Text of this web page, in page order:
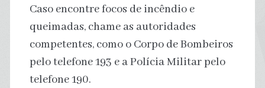
Caso encontre focos de incêndio e
queimadas, chame as autoridades
competentes, como o Corpo de Bombeiros
pelo telefone 193 e a Polícia Militar pelo
telefone 190.